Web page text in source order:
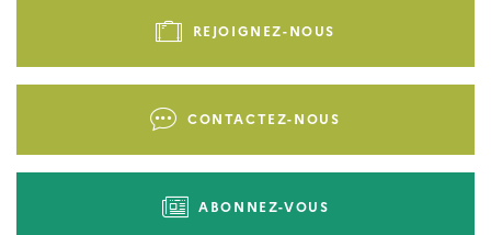
-
REJOIGNEZ-NOUS
CONTACTEZ-NOUS
ABONNEZ-VOUS